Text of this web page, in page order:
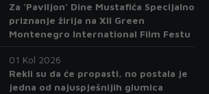
Za 'Paviljon' Dine Mustafića Specijalno
priznanje žirija na XII Green
Montenegro International Film Festu
01 Kol 2026
Rekli su da će propasti, no postala je
jedna od najuspješnijih glumica